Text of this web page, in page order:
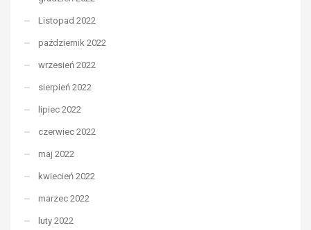
Listopad 2022
październik 2022
wrzesień 2022
sierpień 2022
lipiec 2022
czerwiec 2022
maj 2022
kwiecień 2022
marzec 2022
luty 2022